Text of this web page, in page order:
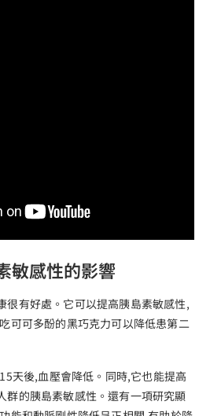
敏感性的影響
很有好處。它可以提高胰島素敏感性,
可可多酚的黑巧克力可以降低患第二
天後,血壓會降低。同時,它也能提高
群的胰島素敏感性。還有一項研究顯